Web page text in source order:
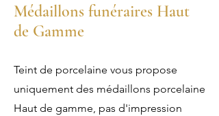
Médaillons funéraires Haut
de Gamme
Teint de porcelaine vous propose
uniquement des médaillons porcelaine
Haut de gamme, pas d'impression